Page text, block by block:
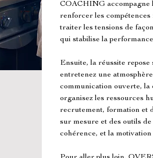
COACHING accompagne
renforcer les
traiter les tensions de
qui stabilise la
Ensuite, la réussite repose
entretenez une
communication ouverte, la
organisez les ressources
recrutement, formation et
sur mesure et des outils
cohérence, et la